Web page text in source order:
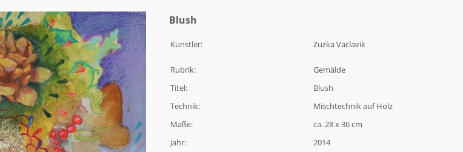
Blush
Künstler: Zuzka Vaclavik
Rubrik:
Gemälde
Titel:
Blush
Technik:
Mischtechnik auf Holz
Maße:
ca. 28 x 36 cm
Jahr:
2014